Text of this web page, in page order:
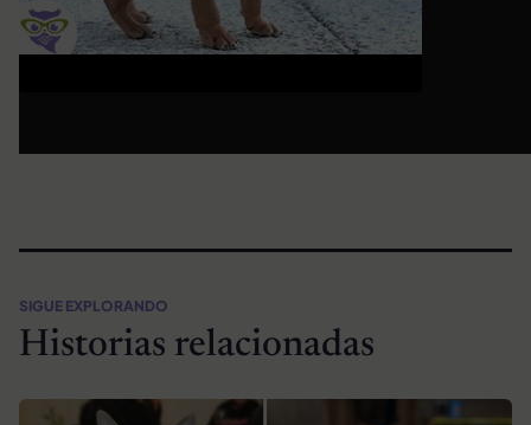
SIGUE EXPLORANDO
Historias relacionadas